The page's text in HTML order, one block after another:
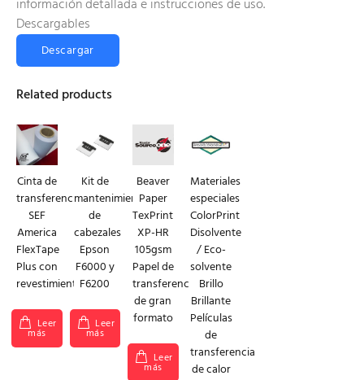
información detallada e instrucciones de uso.
Descargables
Descargar
Related products
Cinta de
transferencia
SEF
America
FlexTape
Plus con
revestimiento
Leer
más
Kit de
mantenimiento
de
cabezales
Epson
F6000 y
F6200
Leer
más
Beaver
Paper
TexPrint
XP-HR
105gsm
Papel de
transferencia
de gran
formato
Leer
más
Materiales
especiales
ColorPrint
Disolvente
/ Eco-
solvente
Brillo
Brillante
Películas
de
transferencia
de calor